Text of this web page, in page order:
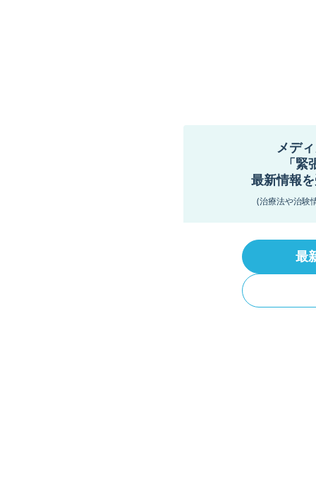
メデ
「
最新情報
(治療法や治験
最